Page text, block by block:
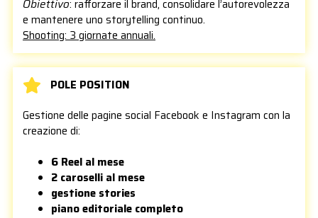
Obiettivo: rafforzare il brand, consolidare l’autorevolezza
e mantenere uno storytelling continuo.
Shooting: 3 giornate annuali.
POLE POSITION
Gestione delle pagine social Facebook e Instagram con la
creazione di:
6 Reel al mese
2 caroselli al mese
gestione stories
piano editoriale completo